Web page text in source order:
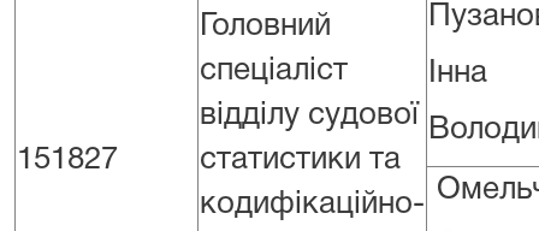
151827
Головний
спеціаліст
відділу судової
статистики та
кодифікаційно-
Інна